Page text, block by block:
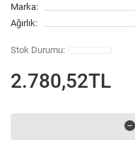
Marka:
Ağırlık:
2.780,52TL